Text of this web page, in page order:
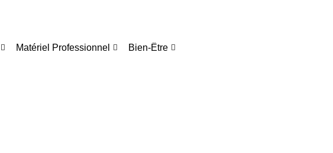
Matériel Professionnel Bien-Être